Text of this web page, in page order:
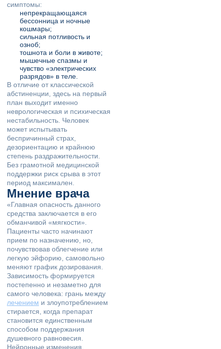
симптомы:
непрекращающаяся
бессонница и ночные
кошмары;
сильная потливость и
озноб;
тошнота и боли в животе;
мышечные спазмы и
чувство «электрических
разрядов» в теле.
В отличие от классической
абстиненции, здесь на первый
план выходит именно
неврологическая и психическая
нестабильность. Человек
может испытывать
беспричинный страх,
дезориентацию и крайнюю
степень раздражительности.
Без грамотной медицинской
поддержки риск срыва в этот
период максимален.
Мнение врача
«Главная опасность данного
средства заключается в его
обманчивой «мягкости».
Пациенты часто начинают
прием по назначению, но,
почувствовав облегчение или
легкую эйфорию, самовольно
меняют график дозирования.
Зависимость формируется
постепенно и незаметно для
самого человека: грань между
лечением и злоупотреблением
стирается, когда препарат
становится единственным
способом поддержания
душевного равновесия.
Нейронные изменения,